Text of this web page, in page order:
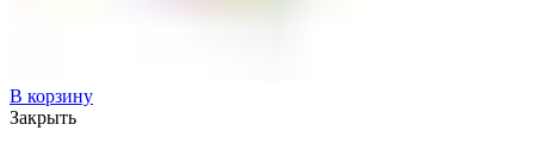
В корзину
Закрыть